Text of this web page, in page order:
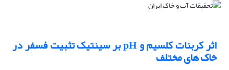
اثر کربنات کلسیم و pH بر سینتیک تثبیت فسفر در
خاک های مختلف